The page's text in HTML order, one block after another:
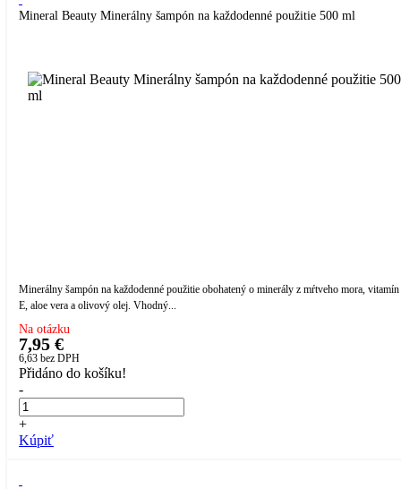
Mineral Beauty Minerálny šampón na každodenné použitie 500 ml
Minerálny šampón na každodenné použitie obohatený o minerály z mŕtveho mora, vitamín
E, aloe vera a olivový olej. Vhodný...
Na otázku
7,95 €
6,63 bez DPH
Přidáno do košíku!
-
+
Kúpiť